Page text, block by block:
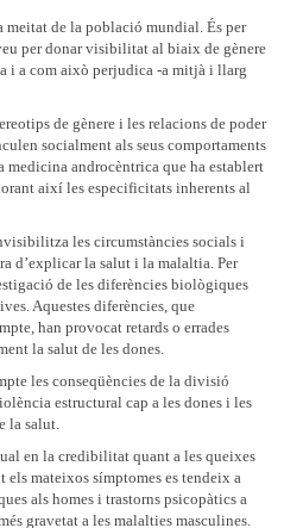
meitat de la població mundial. És per
per donar visibilitat al biaix de gènere
i a com això perjudica -a mitjà i llarg
de gènere i les relacions de poder
socialment als seus comportaments
medicina androcèntrica que ha establert
així les especificitats inherents al
les circumstàncies socials i
d’explicar la salut i la malaltia. Per
de les diferències biològiques
Aquestes diferències, que
han provocat retards o errades
la salut de les dones.
les conseqüències de la divisió
estructural cap a les dones i les
la salut.
en la credibilitat quant a les queixes
els mateixos símptomes es tendeix a
als homes i trastorns psicopàtics a
gravetat a les malalties masculines.